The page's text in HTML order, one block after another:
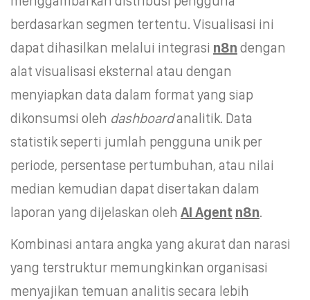
berdasarkan segmen tertentu. Visualisasi ini
dapat dihasilkan melalui integrasi n8n dengan
alat visualisasi eksternal atau dengan
menyiapkan data dalam format yang siap
dikonsumsi oleh dashboardanalitik. Data
statistik seperti jumlah pengguna unik per
periode, persentase pertumbuhan, atau nilai
median kemudian dapat disertakan dalam
laporan yang dijelaskan oleh AI Agent n8n.
Kombinasi antara angka yang akurat dan narasi
yang terstruktur memungkinkan organisasi
menyajikan temuan analitis secara lebih